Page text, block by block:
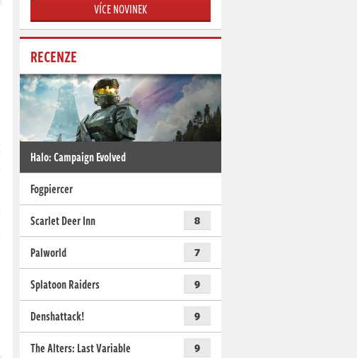
VÍCE NOVINEK
RECENZE
Halo: Campaign Evolved
Fogpiercer
Scarlet Deer Inn
8
Palworld 7
Splatoon Raiders 9
Denshattack! 9
The Alters: Last Variable 9